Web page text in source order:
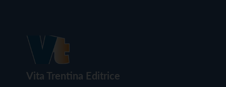
Vita Trentina Editrice